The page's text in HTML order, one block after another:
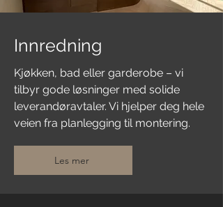
Innredning
Kjøkken, bad eller garderobe – vi
tilbyr gode løsninger med solide
leverandøravtaler. Vi hjelper deg hele
veien fra planlegging til montering.
Les mer